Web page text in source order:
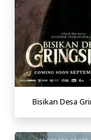
Bisikan Desa